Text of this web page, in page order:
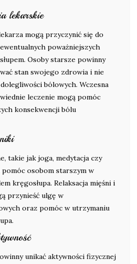
lekarskie
mogą przyczynić się do
poważniejszych
Osoby starsze powinny
stan swojego zdrowia i nie
bólowych. Wczesna
leczenie mogą pomóc
konsekwencji bólu
takie jak joga, medytacja czy
osobom starszym w
kręgosłupa. Relaksacja mięśni i
przynieść ulgę w
oraz pomóc w utrzymaniu
unikać aktywności fizycznej